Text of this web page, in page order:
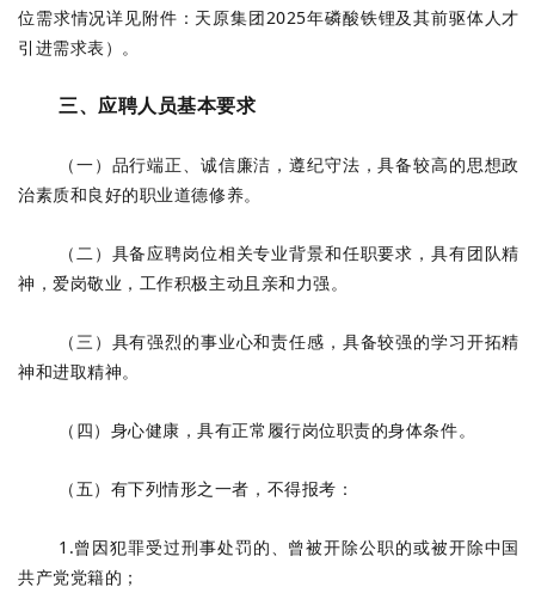
位需求情况详见附件：天原集团2025年磷酸铁锂及其前驱体人才
引进需求表）。
三、应聘人员基本要求
（一）品行端正、诚信廉洁，遵纪守法，具备较高的思想政
治素质和良好的职业道德修养。
（二）具备应聘岗位相关专业背景和任职要求，具有团队精
神，爱岗敬业，工作积极主动且亲和力强。
（三）具有强烈的事业心和责任感，具备较强的学习开拓精
神和进取精神。
（四）身心健康，具有正常履行岗位职责的身体条件。
（五）有下列情形之一者，不得报考：
1.曾因犯罪受过刑事处罚的、曾被开除公职的或被开除中国
共产党党籍的；